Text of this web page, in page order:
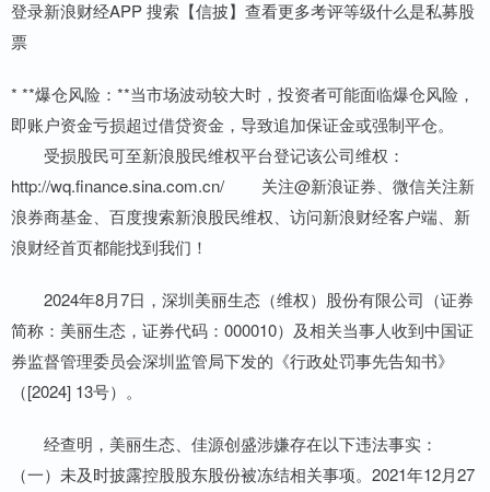
登录新浪财经APP 搜索【信披】查看更多考评等级什么是私募股
票
* **爆仓风险：**当市场波动较大时，投资者可能面临爆仓风险，
即账户资金亏损超过借贷资金，导致追加保证金或强制平仓。
受损股民可至新浪股民维权平台登记该公司维权：
http://wq.finance.sina.com.cn/ 关注@新浪证券、微信关注新
浪券商基金、百度搜索新浪股民维权、访问新浪财经客户端、新
浪财经首页都能找到我们！
2024年8月7日，深圳美丽生态（维权）股份有限公司（证券
简称：美丽生态，证券代码：000010）及相关当事人收到中国证
券监督管理委员会深圳监管局下发的《行政处罚事先告知书》
（[2024] 13号）。
经查明，美丽生态、佳源创盛涉嫌存在以下违法事实：
（一）未及时披露控股股东股份被冻结相关事项。2021年12月27